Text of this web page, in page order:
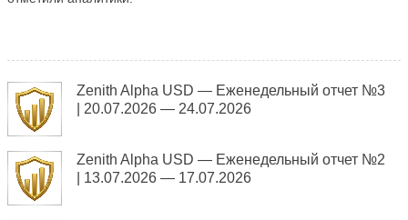
Zenith Alpha USD — Еженедельный отчет №3
| 20.07.2026 — 24.07.2026
Zenith Alpha USD — Еженедельный отчет №2
| 13.07.2026 — 17.07.2026